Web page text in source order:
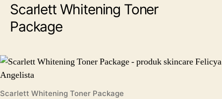
Scarlett Whitening Toner
Package
Scarlett Whitening Toner Package